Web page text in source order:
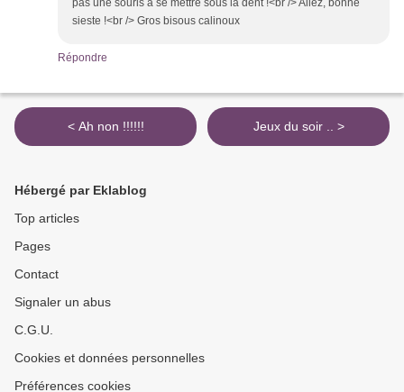
pas une souris à se mettre sous la dent !<br /> Allez, bonne
sieste !<br /> Gros bisous calinoux
Répondre
< Ah non !!!!!! Jeux du soir .. >
Hébergé par Eklablog
Top articles
Pages
Contact
Signaler un abus
C.G.U.
Cookies et données personnelles
Préférences cookies